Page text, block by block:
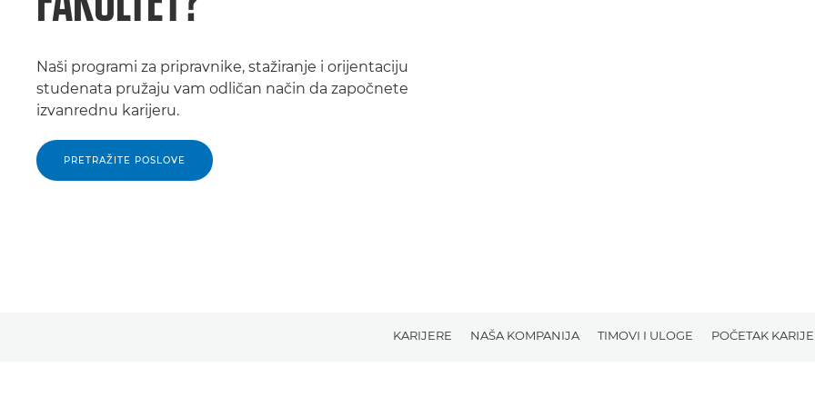
Naši programi za pripravnike, stažiranje i orijentaciju
studenata pružaju vam odličan način da započnete
izvanrednu karijeru.
PRETRAŽITE POSLOVE
KARIJERE NAŠA KOMPANIJA TIMOVI I ULOGE POČETAK